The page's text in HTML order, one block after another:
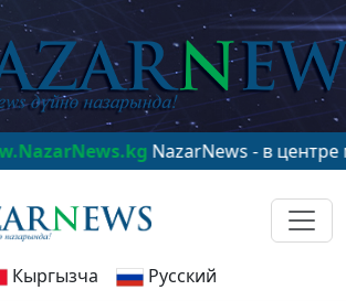
NazarNews - в центре
Кыргызча Русский